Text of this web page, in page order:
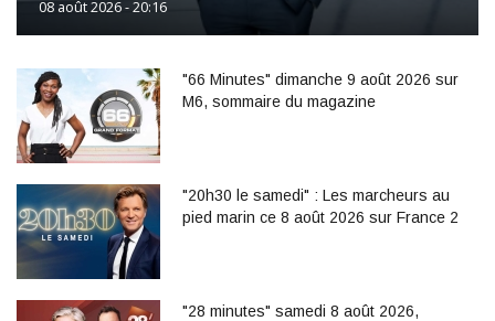
08 août 2026 - 20:16
"66 Minutes" dimanche 9 août 2026 sur
M6, sommaire du magazine
"20h30 le samedi" : Les marcheurs au
pied marin ce 8 août 2026 sur France 2
"28 minutes" samedi 8 août 2026,